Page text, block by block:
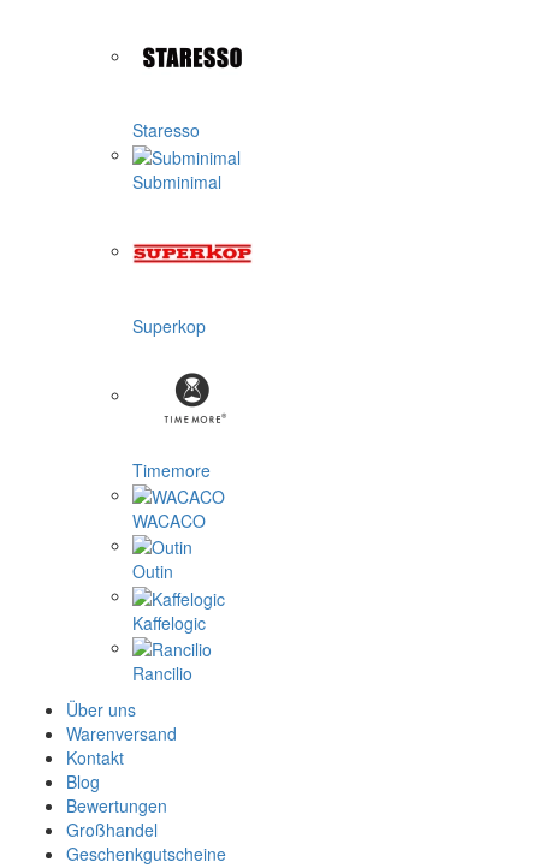
Staresso
Subminimal
Superkop
Timemore
WACACO
Outin
Kaffelogic
Rancilio
Über uns
Warenversand
Kontakt
Blog
Bewertungen
Großhandel
Geschenkgutscheine